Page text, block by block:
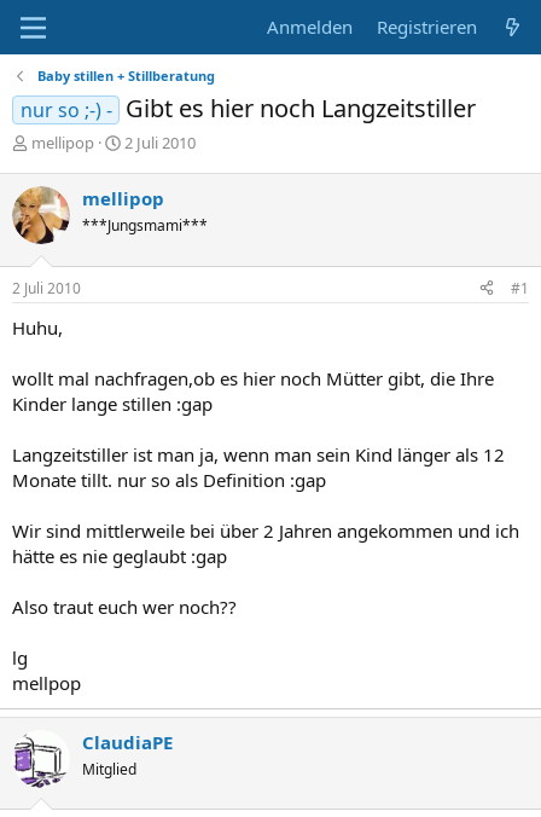
Anmelden Registrieren
Baby stillen + Stillberatung
nur so ;-) - Gibt es hier noch Langzeitstiller
E
s
t
e
l
l
e
mellipop
E
t
e
l
2 Juli 2010
mellipop
***Jungsmami***
2 Juli 2010 #1
Huhu,
wollt mal nachfragen,ob es hier noch Mütter gibt, die Ihre
Kinder lange stillen :gap
Langzeitstiller ist man ja, wenn man sein Kind länger als 12
Monate tillt. nur so als Definition :gap
Wir sind mittlerweile bei über 2 Jahren angekommen und ich
hätte es nie geglaubt :gap
Also traut euch wer noch??
lg
mellpop
ClaudiaPE
Mitglied